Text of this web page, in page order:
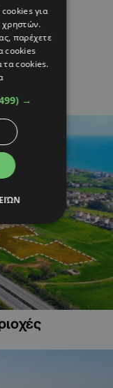
για
χρηστών.
παρέχετε
cookies
τα cookies.
→